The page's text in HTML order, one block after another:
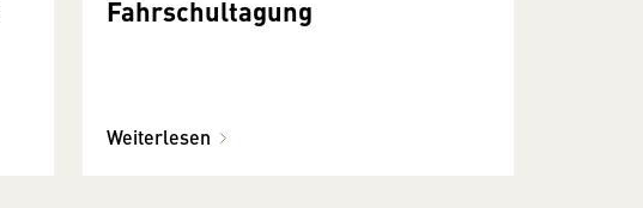
Fahrschultagung
Weiterlesen